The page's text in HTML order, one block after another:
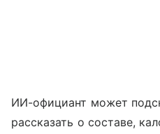
ИИ-официант может
рассказать о составе,